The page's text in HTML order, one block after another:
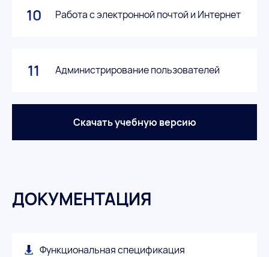
10 Работа с электронной почтой и Интернет
11 Администрирование пользователей
Скачать учебную версию
ДОКУМЕНТАЦИЯ
Функциональная спецификация